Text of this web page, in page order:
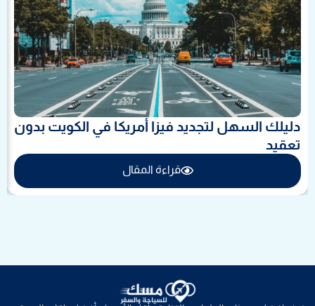
دليلك السهل لتجديد فيزا أمريكا في الكويت بدون
تعقيد
قراءة المقال